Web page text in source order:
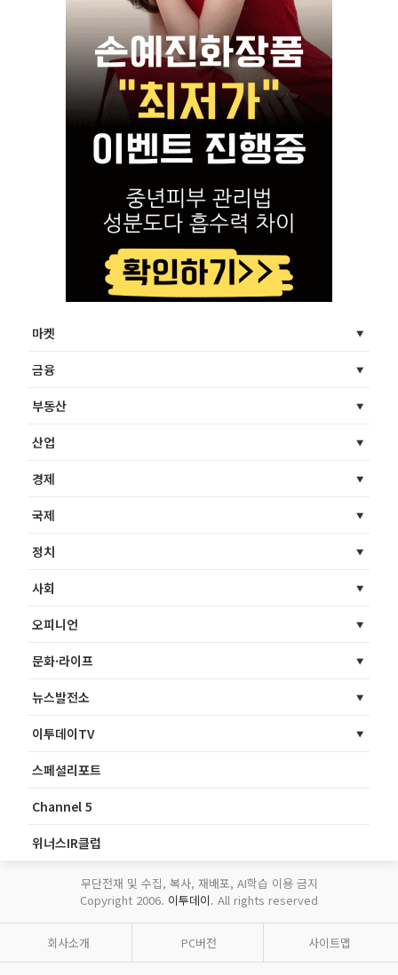
마켓
금융
부동산
산업
경제
국제
정치
사회
오피니언
문화·라이프
뉴스발전소
이투데이TV
스페셜리포트
Channel 5
위너스IR클럽
무단전재 및 수집, 복사, 재배포, AI학습 이용 금지
Copyright 2006. 이투데이. All rights reserved
회사소개 PC버전 사이트맵